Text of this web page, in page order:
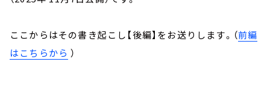
ここからはその書き起こし【後編】をお送りします。（前編
はこちらから ）